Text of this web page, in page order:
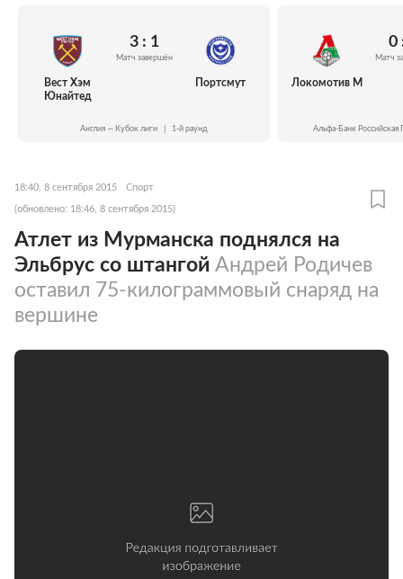
Вест Хэм
Юнайтед
3 : 1
Матч завершён
Портсмут
Англия — Кубок лиги 1-й раунд
Локомотив М
0
Матч
Альфа-Банк Российская
18:40, 8 сентября 2015 Спорт
(обновлено: 18:46, 8 сентября 2015)
Атлет из Мурманска поднялся на
Эльбрус со штангой Андрей Родичев
оставил 75-килограммовый снаряд на
вершине